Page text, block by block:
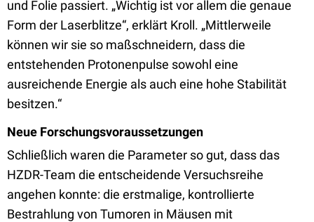
und Folie passiert. „Wichtig ist vor allem die genaue
Form der Laserblitze“, erklärt Kroll. „Mittlerweile
können wir sie so maßschneidern, dass die
entstehenden Protonenpulse sowohl eine
ausreichende Energie als auch eine hohe Stabilität
besitzen.“
Neue Forschungsvoraussetzungen
Schließlich waren die Parameter so gut, dass das
HZDR-Team die entscheidende Versuchsreihe
angehen konnte: die erstmalige, kontrollierte
Bestrahlung von Tumoren in Mäusen mit